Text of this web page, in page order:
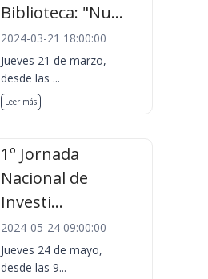
Biblioteca: "Nu...
2024-03-21 18:00:00
Jueves 21 de marzo,
desde las ...
Leer más
1º Jornada
Nacional de
Investi...
2024-05-24 09:00:00
Jueves 24 de mayo,
desde las 9...